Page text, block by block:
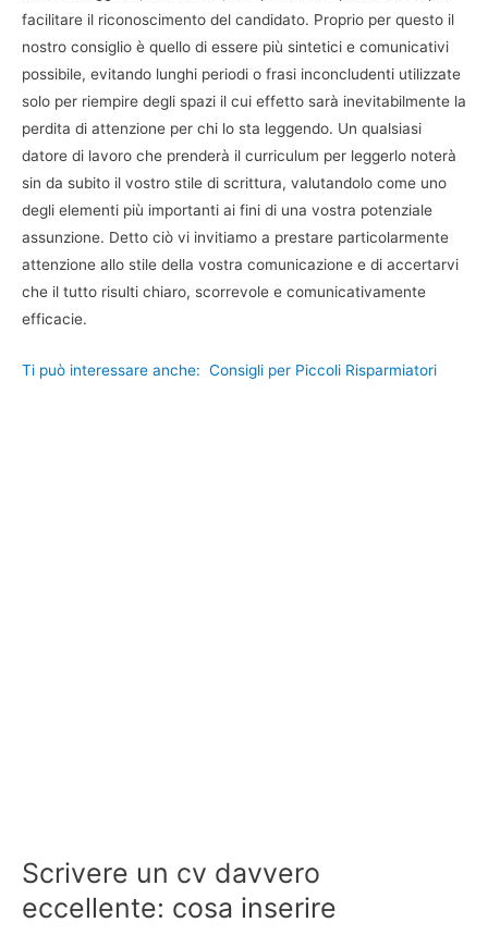
facilitare il riconoscimento del candidato. Proprio per questo il
nostro consiglio è quello di essere più sintetici e comunicativi
possibile, evitando lunghi periodi o frasi inconcludenti utilizzate
solo per riempire degli spazi il cui effetto sarà inevitabilmente la
perdita di attenzione per chi lo sta leggendo. Un qualsiasi
datore di lavoro che prenderà il curriculum per leggerlo noterà
sin da subito il vostro stile di scrittura, valutandolo come uno
degli elementi più importanti ai fini di una vostra potenziale
assunzione. Detto ciò vi invitiamo a prestare particolarmente
attenzione allo stile della vostra comunicazione e di accertarvi
che il tutto risulti chiaro, scorrevole e comunicativamente
efficacie.
Ti può interessare anche: Consigli per Piccoli Risparmiatori
Scrivere un cv davvero
eccellente: cosa inserire